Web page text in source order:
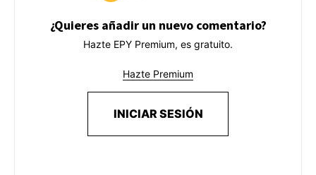
¿Quieres añadir un nuevo comentario?
Hazte EPY Premium, es gratuito.
Hazte Premium
INICIAR SESIÓN